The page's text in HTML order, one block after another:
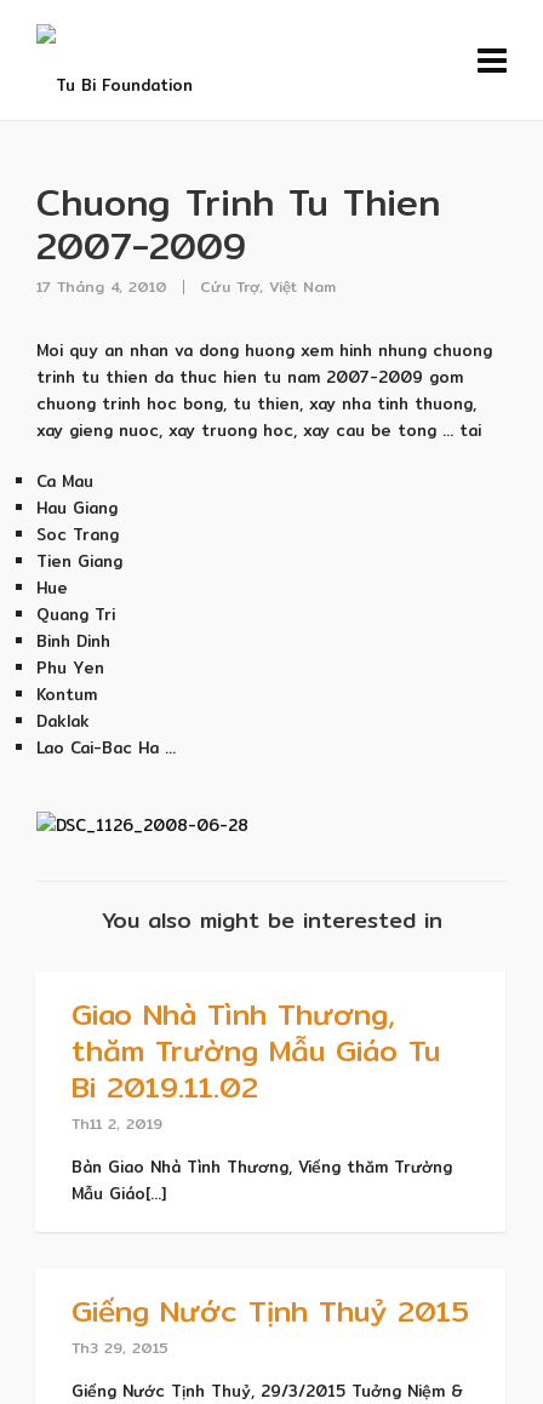
Chuong Trinh Tu Thien
2007-2009
17 Tháng 4, 2010 Cứu Trợ, Việt Nam
Moi quy an nhan va dong huong xem hinh nhung chuong
trinh tu thien da thuc hien tu nam 2007-2009 gom
chuong trinh hoc bong, tu thien, xay nha tinh thuong,
xay gieng nuoc, xay truong hoc, xay cau be tong … tai
Ca Mau
Hau Giang
Soc Trang
Tien Giang
Hue
Quang Tri
Binh Dinh
Phu Yen
Kontum
Daklak
Lao Cai-Bac Ha …
You also might be interested in
Giao Nhà Tình Thương,
thăm Trường Mẫu Giáo Tu
Bi 2019.11.02
Th11 2, 2019
Bàn Giao Nhà Tình Thương, Viếng thăm Trường
Mẫu Giáo[...]
Giếng Nước Tịnh Thuỷ 2015
Th3 29, 2015
Giếng Nước Tịnh Thuỷ, 29/3/2015 Tuởng Niệm &